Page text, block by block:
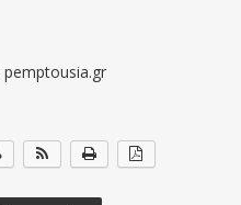
pemptousia.gr